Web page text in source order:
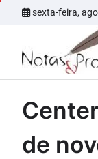
sexta-feira,
de